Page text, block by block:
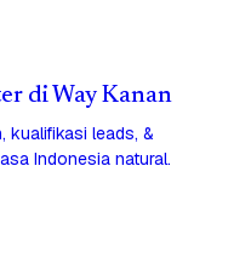
di Way Kanan
kualifikasi leads, &
Indonesia natural.